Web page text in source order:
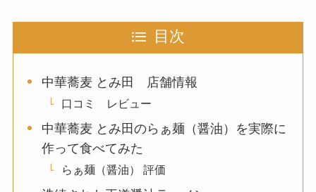
目次
中華蕎麦 とみ田 店舗情報
口コミ レビュー
中華蕎麦 とみ田のらぁ麺（醤油）を実際に
作って食べてみた
らぁ麺（醤油） 評価